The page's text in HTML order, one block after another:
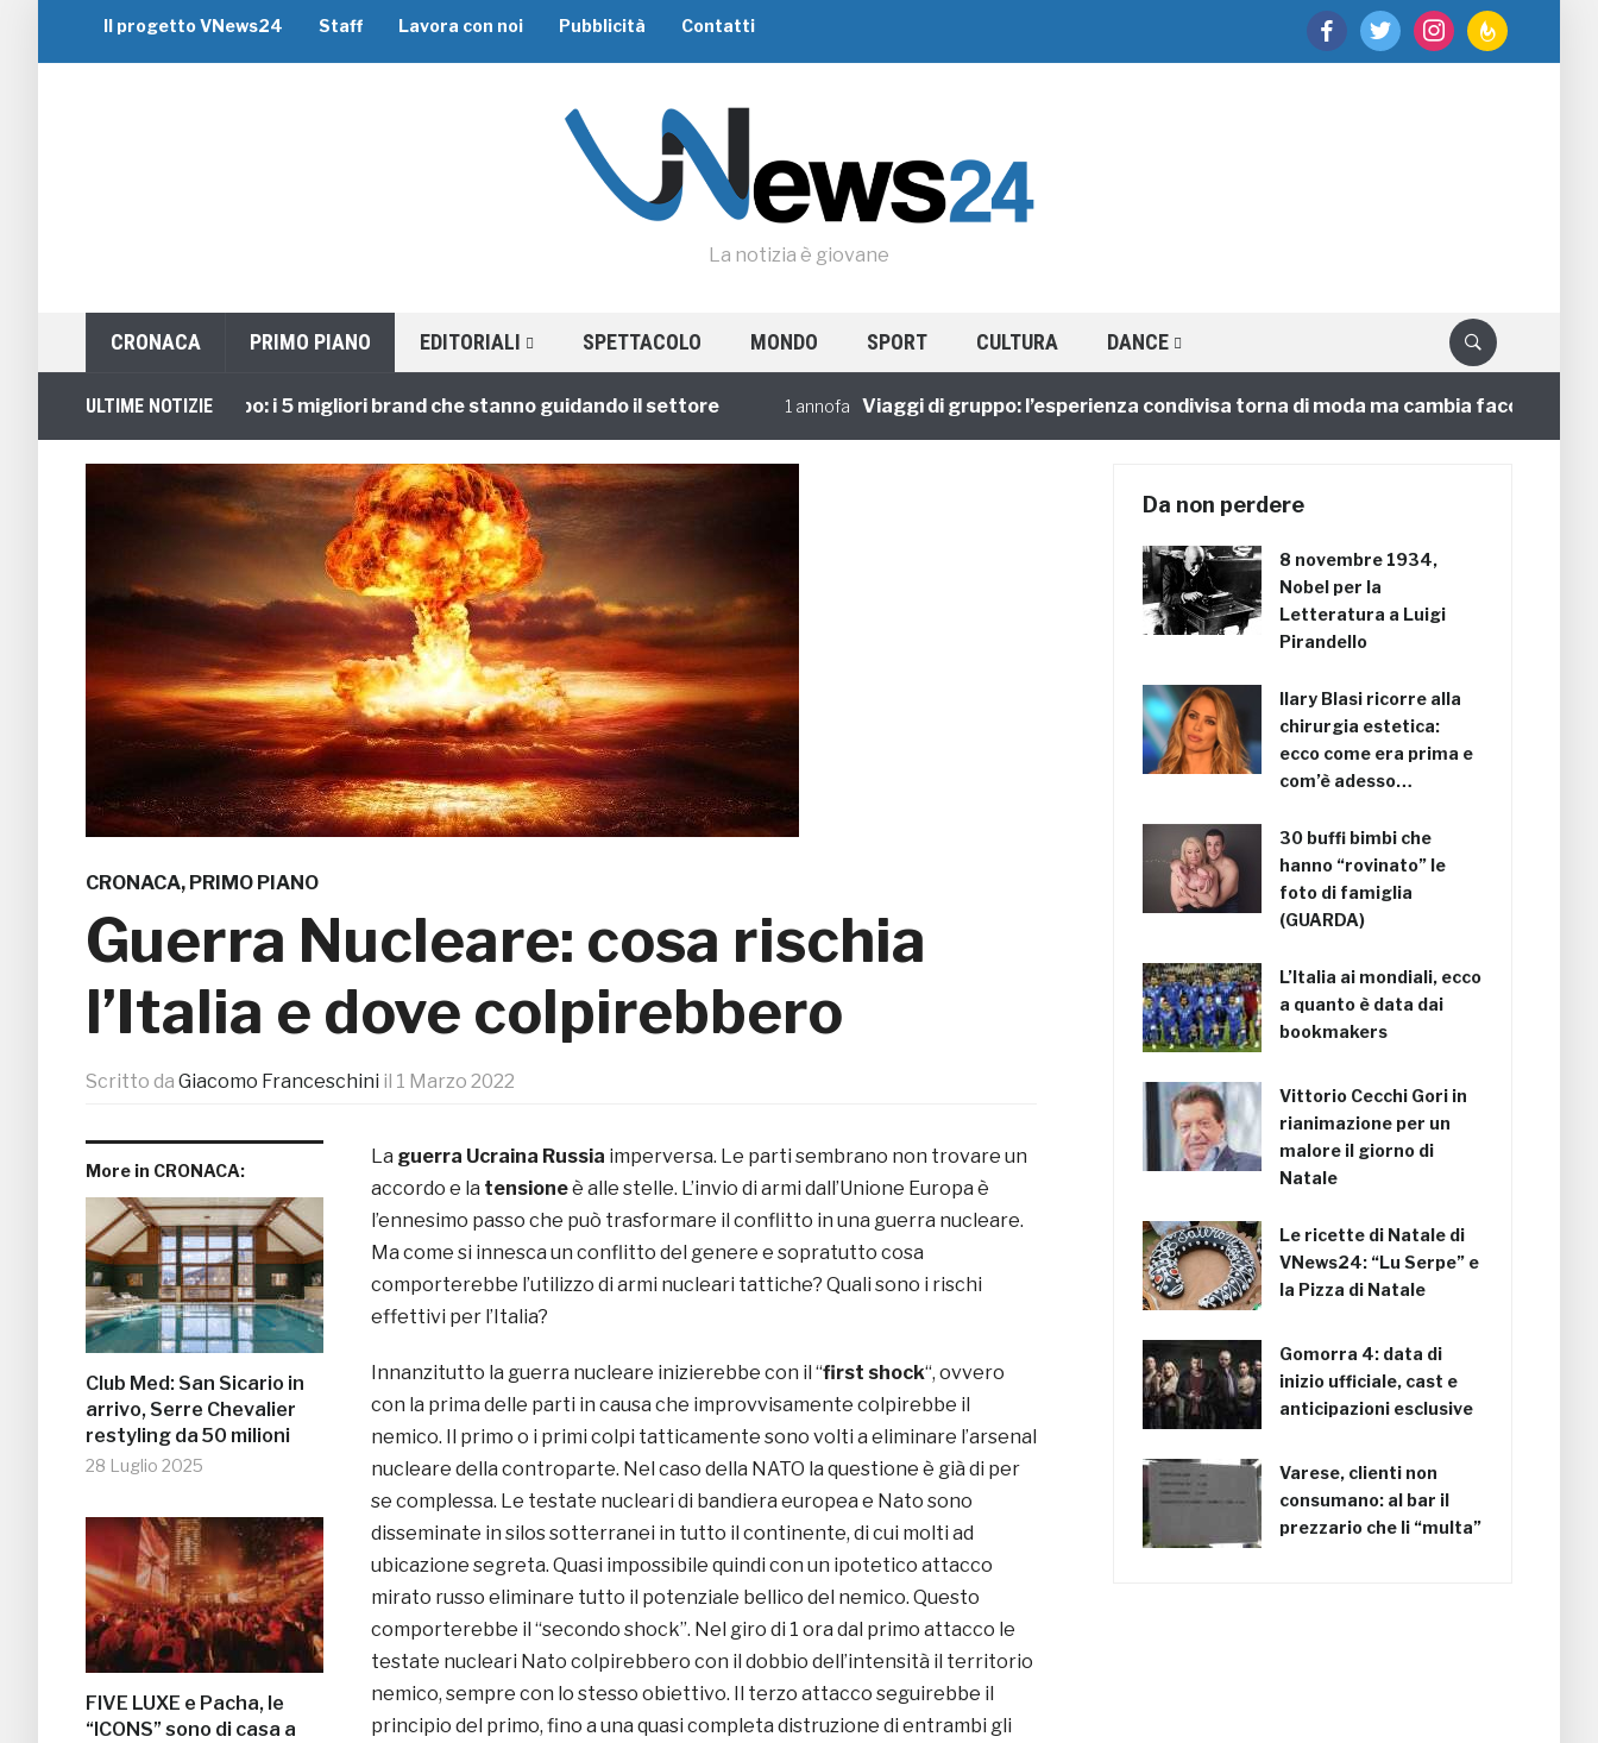
facebooktwitter instagramfeedburner
Il progetto VNews24 Staff Lavora con noi Pubblicità Contatti
La notizia è giovane
CRONACA PRIMO PIANO EDITORIALI SPETTACOLO MONDO SPORT CULTURA DANCE
ULTIME NOTIZIE
Viaggi di Gruppo: i 5 migliori brand che stanno guidando il settore 1 annofa Viaggi di gruppo: l’esperienza condivisa torna di moda ma cambia faccia
CRONACA, PRIMO PIANO
Guerra Nucleare: cosa rischia
l’Italia e dove colpirebbero
Scritto da Giacomo Franceschini il 1 Marzo 2022
More in CRONACA:
Club Med: San Sicario in
arrivo, Serre Chevalier
restyling da 50 milioni
28 Luglio 2025
FIVE LUXE e Pacha, le
“ICONS” sono di casa a
La guerra Ucraina Russia imperversa. Le parti sembrano non trovare un
accordo e la tensioneè alle stelle. L’invio di armi dall’Unione Europa è
l’ennesimo passo che può trasformare il conflitto in una guerra nucleare.
Ma come si innesca un conflitto del genere e sopratutto cosa
comporterebbe l’utilizzo di armi nucleari tattiche? Quali sono i rischi
effettivi per l’Italia?
Innanzitutto la guerra nucleare inizierebbe con il “first shock“, ovvero
con la prima delle parti in causa che improvvisamente colpirebbe il
nemico. Il primo o i primi colpi tatticamente sono volti a eliminare l’arsenal
nucleare della controparte. Nel caso della NATO la questione è già di per
se complessa. Le testate nucleari di bandiera europea e Nato sono
disseminate in silos sotterranei in tutto il continente, di cui molti ad
ubicazione segreta. Quasi impossibile quindi con un ipotetico attacco
mirato russo eliminare tutto il potenziale bellico del nemico. Questo
comporterebbe il “secondo shock”. Nel giro di 1 ora dal primo attacco le
testate nucleari Nato colpirebbero con il dobbio dell’intensità il territorio
nemico, sempre con lo stesso obiettivo. Il terzo attacco seguirebbe il
principio del primo, fino a una quasi completa distruzione di entrambi gli
Da non perdere
8 novembre 1934,
Nobel per la
Letteratura a Luigi
Pirandello
Ilary Blasi ricorre alla
chirurgia estetica:
ecco come era prima e
com’è adesso…
30 buffi bimbi che
hanno “rovinato” le
foto di famiglia
(GUARDA)
L’Italia ai mondiali, ecco
a quanto è data dai
bookmakers
Vittorio Cecchi Gori in
rianimazione per un
malore il giorno di
Natale
Le ricette di Natale di
VNews24: “Lu Serpe” e
la Pizza di Natale
Gomorra 4: data di
inizio ufficiale, cast e
anticipazioni esclusive
Varese, clienti non
consumano: al bar il
prezzario che li “multa”